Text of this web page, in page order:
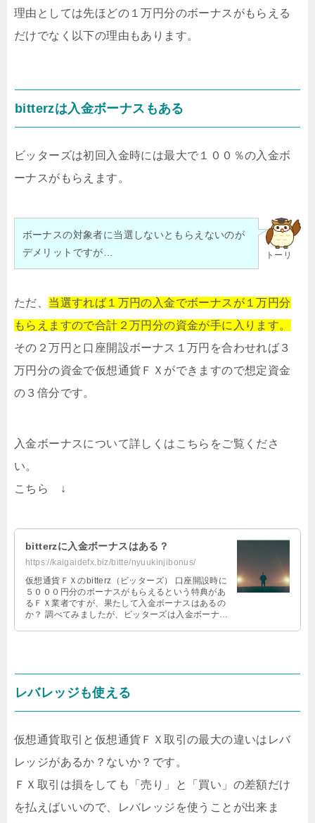
理由としては先ほどの１万円分のボーナスがもらえる
だけでなく以下の理由もあります。
bitterzは入金ボーナスもある
ビッターズは初回入金時には最大で１００％の入金ボ
ーナスがもらえます。
トーリ
ボーナスの対象者に当選しないともらえないのが
デメリットですが…
ただ、 当選すれば１万円の入金でボーナスが１万円分
もらえますので合計２万円分の資金が手に入ります。
その２万円と口座開設ボーナス１万円を合わせれば３
万円分の資金で仮想通貨ＦＸができますので想定資金
の３倍分です。
入金ボーナスについて詳しくはこちらをご覧くださ
い。
こちら ↓
bitterzに入金ボーナスはある？
https://kaigaidefx.biz/bitte/nyuukinjibonus/
仮想通貨ＦＸのbitterz（ビッターズ） 口座開設時に
５０００円分のボーナスがもらえるという特典があ
るＦＸ業者ですが、果たして入金ボーナスはあるの
か？ 調べてみましたが、ビッターズは入金ボーナス
レバレッジも使える
仮想通貨取引と仮想通貨ＦＸ取引の最大の違いはレバ
レッジがあるか？ないか？です。
ＦＸ取引は損をしても「売り」と「買い」の差額だけ
を払えばいいので、レバレッジを使うことが出来ま